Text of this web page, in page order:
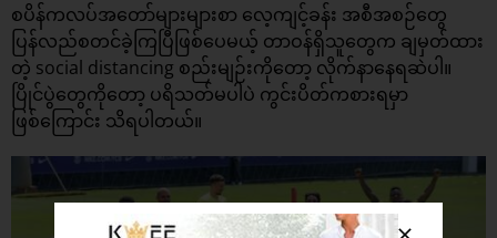
စပိန်ကလပ်အတော်များများစာ လေ့ကျင့်ခန်း အစီအစဉ်တွေ
ပြန်လည်စတင်ခဲ့ကြပြီဖြစ်ပေမယ့် တာဝန်ရှိသူတွေက ချမှတ်ထား
တဲ့ social distancing စည်းမျဉ်းကိုတော့ လိုက်နာနေရဆဲပါ။
ပြိုင်ပွဲတွေကိုတော့ ပရိသတ်မပါပဲ ကွင်းပိတ်ကစားရမှာ
ဖြစ်ကြောင်း သိရပါတယ်။